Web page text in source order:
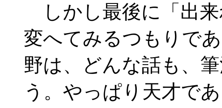
しかし最後に「出
変へてみるつもりで
野は、どんな話も、
う。やっぱり天才で